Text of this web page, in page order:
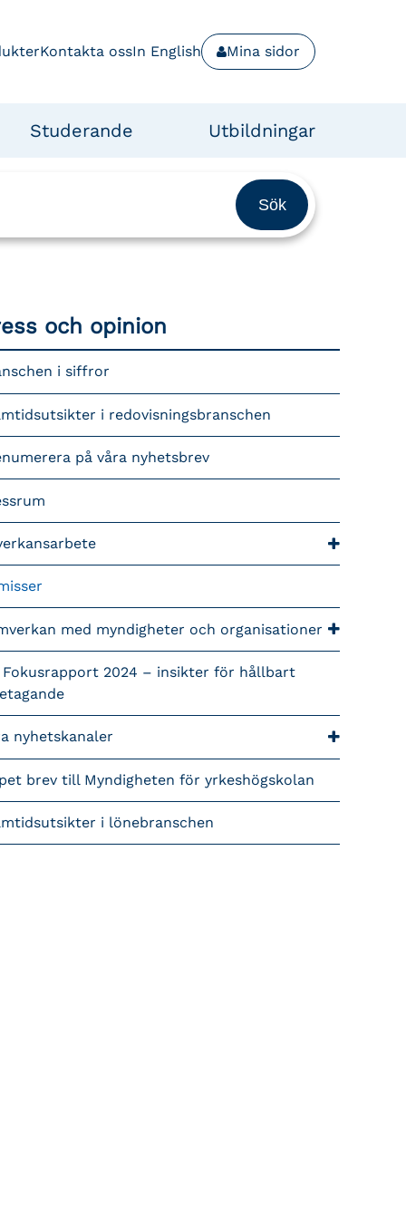
Kontakta ossIn English Mina sidor
Studerande Utbildningar
och opinion
i siffror
i redovisningsbranschen
på våra nyhetsbrev
med myndigheter och organisationer
Fokusrapport 2024 – insikter för hållbart
nyhetskanaler
brev till Myndigheten för yrkeshögskolan
i lönebranschen